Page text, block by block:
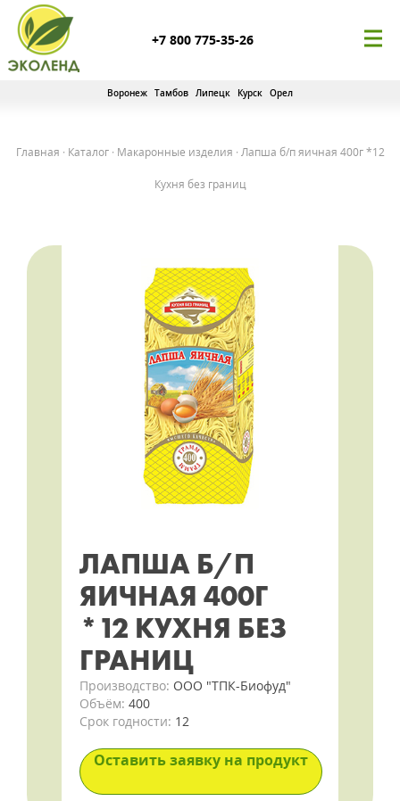
+7 800 775-35-26
Воронеж Тамбов Липецк Курск Орел
Главная · Каталог· Макаронные изделия · Лапша б/п яичная 400г *12
Кухня без границ
ЛАПША Б/П
ЯИЧНАЯ 400Г
*12 КУХНЯ БЕЗ
ГРАНИЦ
Производство: ООО "ТПК-Биофуд"
Объём: 400
Срок годности: 12
Оставить заявку на продукт